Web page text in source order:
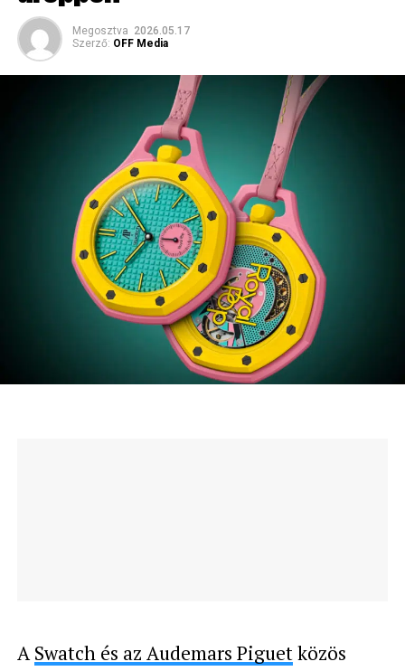
Megosztva 2026.05.17
Szerző: OFF Media
ASwatch és az Audemars Piguetközös